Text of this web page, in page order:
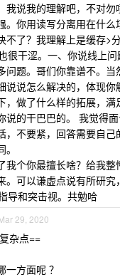
我说我的理解吧，不对勿
。你用读写分离用在什么
不了？我理解上是缓存>
很干涩。一、你说线上
问题。哥们你靠谱不。
说说怎么解决的，体现你
，做了什么样的拓展，
说的干巴巴的。 我觉得
，不要紧，回答需要自
我个你最擅长啥？给我
。可以谦虚点说有所研究
导和突击视。共勉哈
29, 2020
杂点==
一方面呢 ？